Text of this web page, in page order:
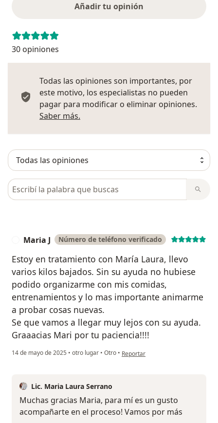
Añadir tu opinión
30 opiniones
Todas las opiniones son importantes, por
este motivo, los especialistas no pueden
pagar para modificar o eliminar opiniones.
Saber más.
Busca en opiniones
Maria J Número de teléfono verificado
Estoy en tratamiento con María Laura, llevo
varios kilos bajados. Sin su ayuda no hubiese
podido organizarme con mis comidas,
entrenamientos y lo mas importante animarme
a probar cosas nuevas.
Se que vamos a llegar muy lejos con su ayuda.
Graaacias Mari por tu paciencia!!!!
14 de mayo de 2025 • otro lugar • Otro • en opinión del usuario Maria J
Reportar
Lic. Maria Laura Serrano
Muchas gracias Maria, para mí es un gusto
acompañarte en el proceso! Vamos por más